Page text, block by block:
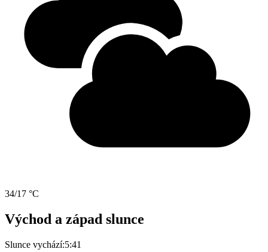
34/17 °C
Východ a západ slunce
Slunce vychází:5:41